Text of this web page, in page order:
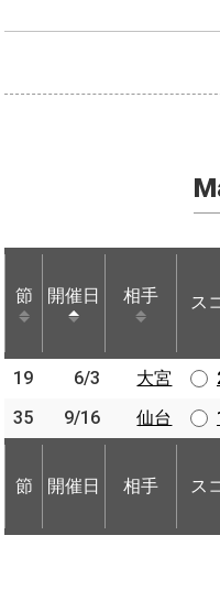
節 開催日 相手 ス
節 開催日 相手 ス
19 6/3 大宮
35
9/16 仙台
節 開催日 相手 ス
節 開催日 相手
19 6/3
大宮
35
9/16 仙台
節 開催日 相手